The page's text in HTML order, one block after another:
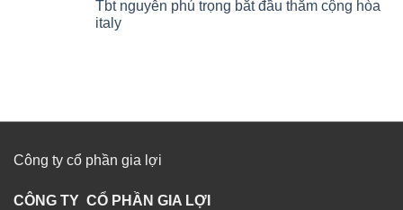
Tbt nguyễn phú trọng bắt đầu thăm cộng hòa
italy
Công ty cổ phần gia lợi
CÔNG TY CỔ PHẦN GIA LỢI